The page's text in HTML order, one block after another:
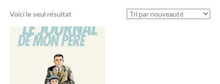
Voici le seul résultat